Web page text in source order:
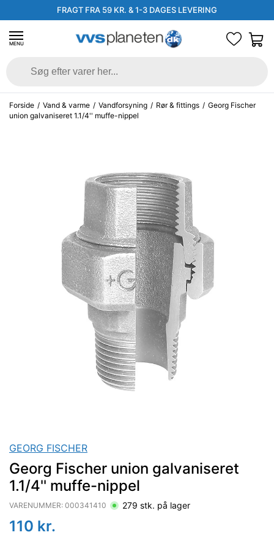
FRAGT FRA 59 KR. & 1-3 DAGES LEVERING
MENU
Forside / Vand & varme / Vandforsyning / Rør & fittings / Georg Fischer
union galvaniseret 1.1/4'' muffe-nippel
GEORG FISCHER
Georg Fischer union galvaniseret
1.1/4'' muffe-nippel
VARENUMMER: 000341410 279 stk. på lager
110 kr.